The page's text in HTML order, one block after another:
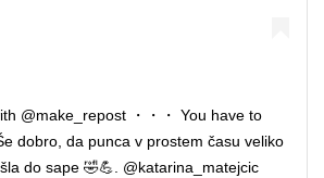
@make_repost ・・・ You have to
dobro, da punca v prostem času veliko
do sape 🤣💪. @katarina_matejcic